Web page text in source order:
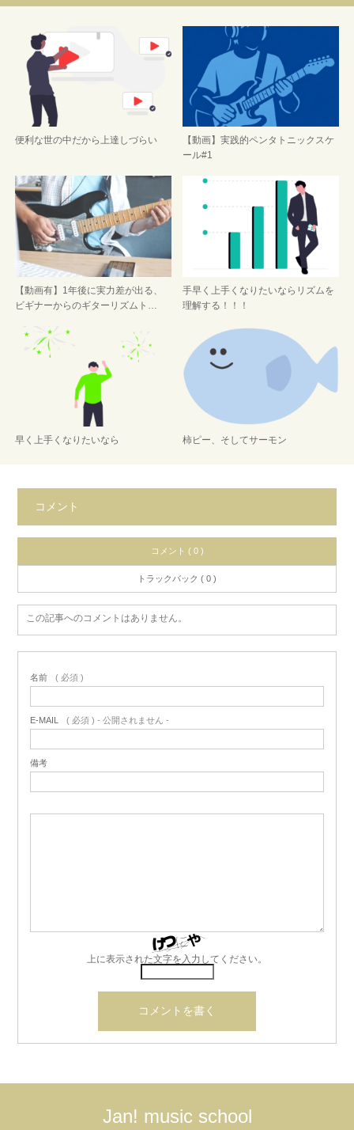
便利な世の中だから上達しづらい
【動画】実践的ペンタトニックスケ
ール#1
【動画有】1年後に実力差が出る、
ビギナーからのギターリズムト…
手早く上手くなりたいならリズムを
理解する！！！
早く上手くなりたいなら 柿ピー、そしてサーモン
コメント
コメント ( 0 )
トラックバック ( 0 )
この記事へのコメントはありません。
名前 ( 必須 )
E-MAIL ( 必須 ) - 公開されません -
備考
上に表示された文字を入力してください。
Jan! music school